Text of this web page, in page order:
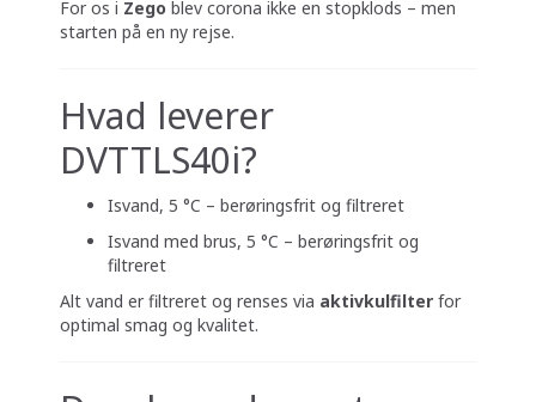
For os i Zego blev corona ikke en stopklods – men
starten på en ny rejse.
Hvad leverer
DVTTLS40i?
Isvand, 5 °C – berøringsfrit og filtreret
Isvand med brus, 5 °C – berøringsfrit og
filtreret
Alt vand er filtreret og renses via aktivkulfilter for
optimal smag og kvalitet.